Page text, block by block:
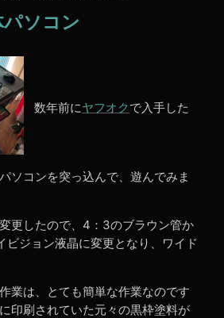
ソコン
数年前にヤフオクで入手した
ソコンを突っ込んで、遊んでみま
更したので、4：3のブラウン管か
ビジョン液晶に変更となり、ワイド
業は、とても簡単な作業なのです
印刷されていた元々の黒枠塗料が